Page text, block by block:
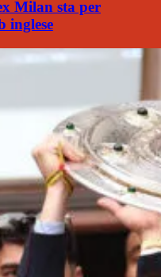
Milan sta per
inglese